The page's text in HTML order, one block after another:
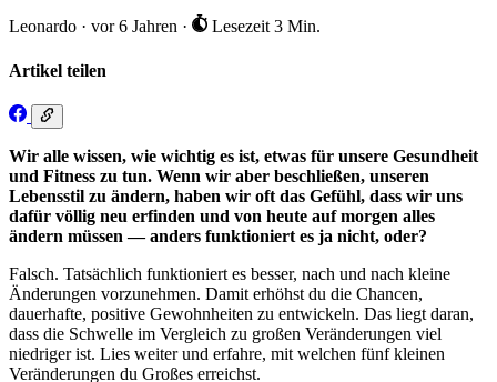
Leonardo · vor 6 Jahren · Lesezeit 3 Min.
Artikel teilen
Wir alle wissen, wie wichtig es ist, etwas für unsere Gesundheit
und Fitness zu tun. Wenn wir aber beschließen, unseren
Lebensstil zu ändern, haben wir oft das Gefühl, dass wir uns
dafür völlig neu erfinden und von heute auf morgen alles
ändern müssen — anders funktioniert es ja nicht, oder?
Falsch. Tatsächlich funktioniert es besser, nach und nach kleine
Änderungen vorzunehmen. Damit erhöhst du die Chancen,
dauerhafte, positive Gewohnheiten zu entwickeln. Das liegt daran,
dass die Schwelle im Vergleich zu großen Veränderungen viel
niedriger ist. Lies weiter und erfahre, mit welchen fünf kleinen
Veränderungen du Großes erreichst.